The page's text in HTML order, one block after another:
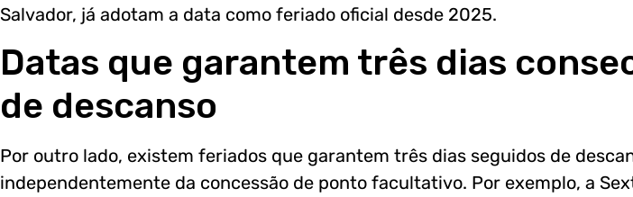
Salvador, já adotam a data como feriado oficial desde 2025.
Datas que garantem três dias
de descanso
Por outro lado, existem feriados que garantem três dias seguidos de
independentemente da concessão de ponto facultativo. Por exemplo, a